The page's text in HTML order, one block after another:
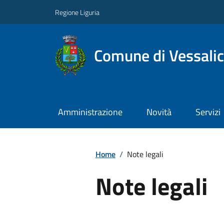
Regione Liguria
Comune di
Amministrazione Novità Servizi
Home / Note legali
Note legali